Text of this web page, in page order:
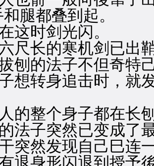
腿都叠到起。
时剑光闪。
长的寒机剑已出
的法子不但奇特己
转身追击时，就发
整个身子都在长刨
子突然已变成了
然发现自己巳连一